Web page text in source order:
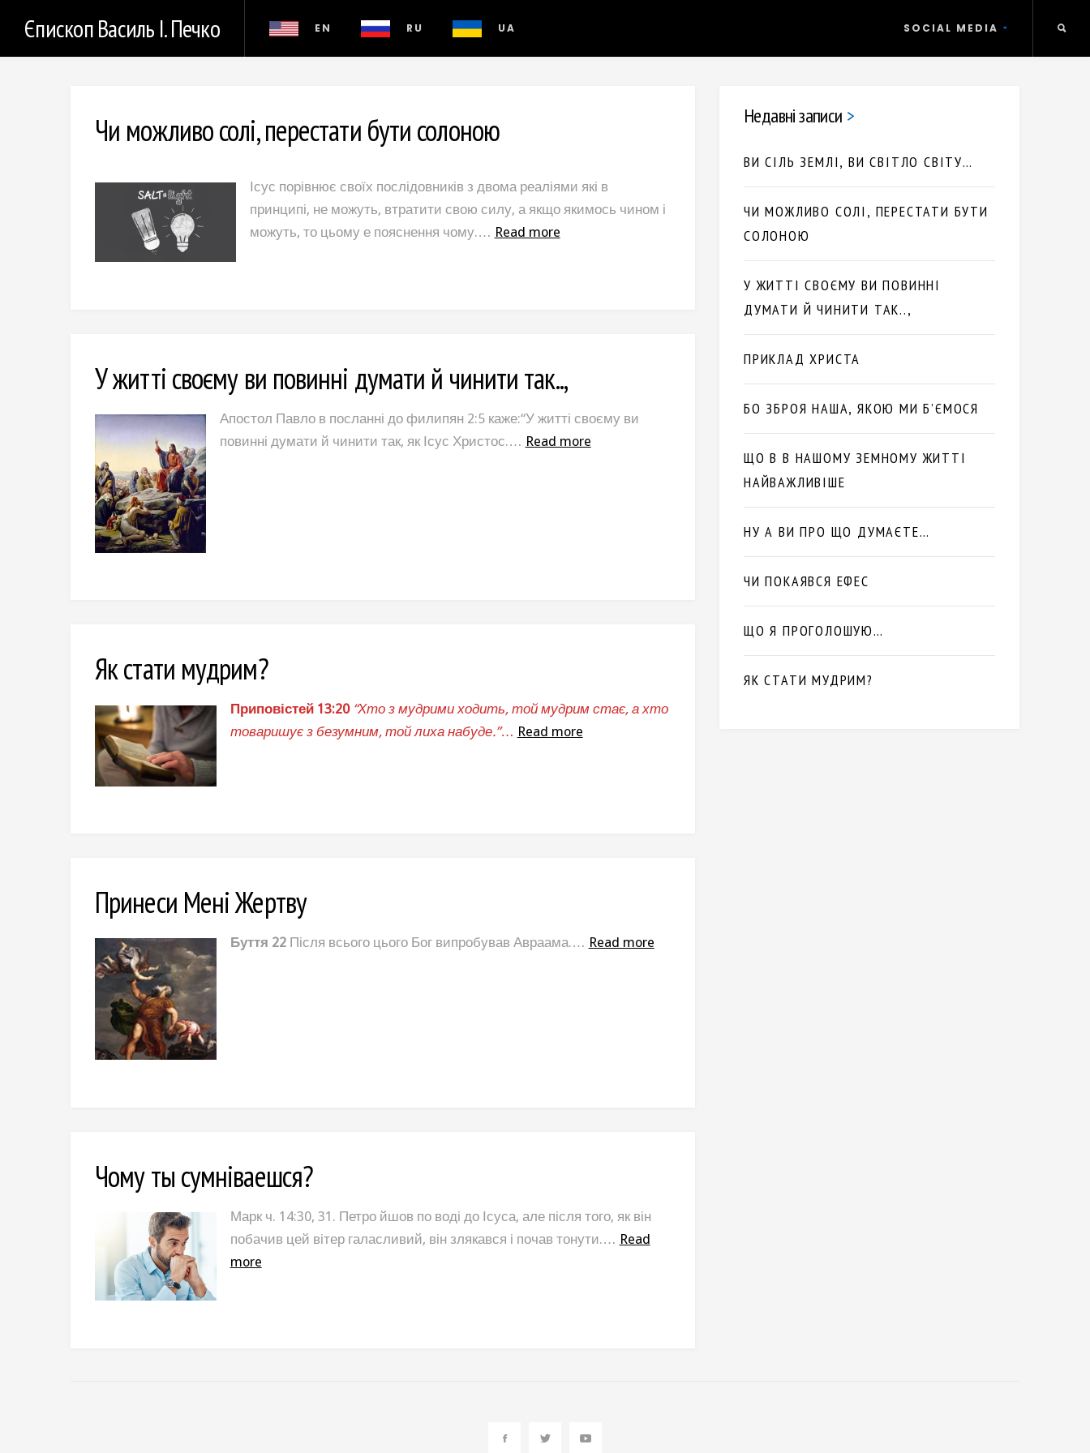
Єпископ Василь І. Печко EN RU UA SOCIAL MEDIA
Чи можливо солі, перестати бути солоною
Ісус порівнює своїх послідовників з двома реаліями які в
принципі, не можуть, втратити свою силу, а якщо якимось чином і
можуть, то цьому е пояснення чому.… Read more
У житті своєму ви повинні думати й чинити так..,
Апостол Павло в посланні до филипян 2:5 каже:“У житті своєму ви
повинні думати й чинити так, як Ісус Христос.… Read more
Як стати мудрим?
Приповістей 13:20 “Хто з мудрими ходить, той мудрим стає, а хто
товаришує з безумним, той лиха набуде.”… Read more
Принеси Мені Жертву
Буття 22Після всього цього Бог випробував Авраама.… Read more
Чому ты сyмнiваешся?
Марк ч. 14:30, 31. Петро йшов по воді до Ісуса, але після того, як він
побачив цей вітер галасливий, він злякався і почав тонути.… Read
more
Недавні записи
ВИ СІЛЬ ЗЕМЛІ, ВИ СВІТЛО СВІТУ…
ЧИ МОЖЛИВО СОЛІ, ПЕРЕСТАТИ БУТИ
СОЛОНОЮ
У ЖИТТІ СВОЄМУ ВИ ПОВИННІ
ДУМАТИ Й ЧИНИТИ ТАК..,
ПРИКЛАД ХРИСТА
БО ЗБРОЯ НАША, ЯКОЮ МИ Б’ЄМОСЯ
ЩО В В НАШОМУ ЗЕМНОМУ ЖИТТІ
НАЙВАЖЛИВІШЕ
НУ А ВИ ПРО ЩО ДУМАЄТЕ…
ЧИ ПОКАЯВСЯ ЕФЕС
ЩО Я ПРОГОЛОШУЮ…
ЯК СТАТИ МУДРИМ?